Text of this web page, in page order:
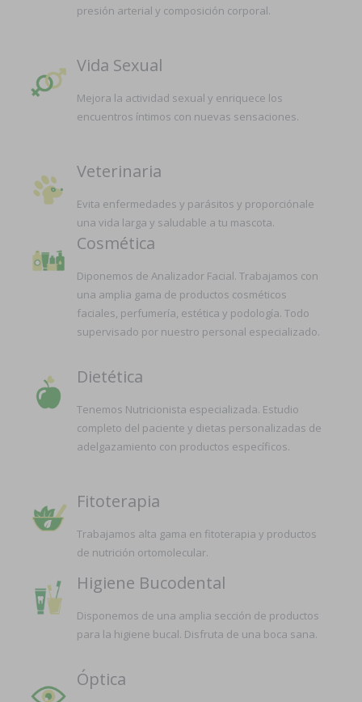
presión arterial y composición corporal.
Vida Sexual
Mejora la actividad sexual y enriquece los
encuentros íntimos con nuevas sensaciones.
Veterinaria
Evita enfermedades y parásitos y proporciónale
una vida larga y saludable a tu mascota.
Cosmética
Diponemos de Analizador Facial. Trabajamos con
una amplia gama de productos cosméticos
faciales, perfumería, estética y podología. Todo
supervisado por nuestro personal especializado.
Dietética
Tenemos Nutricionista especializada. Estudio
completo del paciente y dietas personalizadas de
adelgazamiento con productos específicos.
Fitoterapia
Trabajamos alta gama en fitoterapia y productos
de nutrición ortomolecular.
Higiene Bucodental
Disponemos de una amplia sección de productos
para la higiene bucal. Disfruta de una boca sana.
Óptica